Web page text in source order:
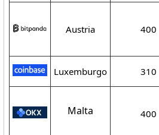
Austria 400
Luxemburgo 310
Malta 400